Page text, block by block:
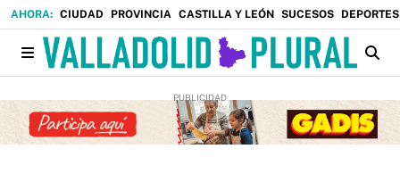
CIUDAD PROVINCIA CASTILLA Y LEÓN SUCESOS DEPORTES